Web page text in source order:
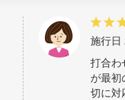
施行日
打合わ
が最初
切に対